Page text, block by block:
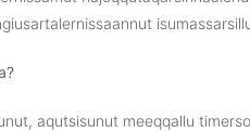
aqutsisunut meeqqallu